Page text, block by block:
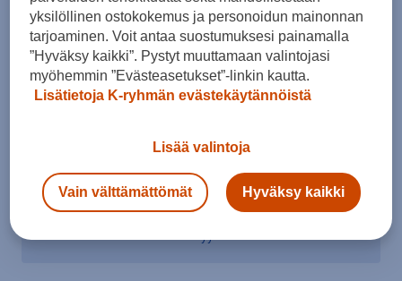
Lisää ostoskoriin
Tarkista saatavuus ja tilaa myymälästä
Verkkokauppa: Ei saatavillaMyymälät: Saatavilla
yksilöllinen ostokokemus ja personoidun mainonnan
tarjoaminen. Voit antaa suostumuksesi painamalla
”Hyväksy kaikki”. Pystyt muuttamaan valintojasi
myöhemmin ”Evästeasetukset”-linkin kautta.
Lisätietoja K-ryhmän evästekäytännöistä
Lisää valintoja
Vain välttämättömät Hyväksy kaikki